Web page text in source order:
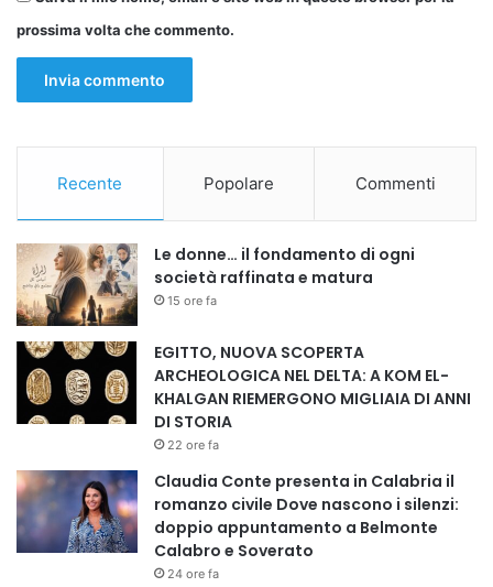
prossima volta che commento.
Recente Popolare Commenti
Le donne… il fondamento di ogni
società raffinata e matura
15 ore fa
EGITTO, NUOVA SCOPERTA
ARCHEOLOGICA NEL DELTA: A KOM EL-
KHALGAN RIEMERGONO MIGLIAIA DI ANNI
DI STORIA
22 ore fa
Claudia Conte presenta in Calabria il
romanzo civile Dove nascono i silenzi:
doppio appuntamento a Belmonte
Calabro e Soverato
24 ore fa